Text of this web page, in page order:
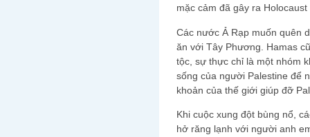
mặc cảm đã gây ra
Các nước Ả Rạp muốn quên
ăn với Tây Phương. Hamas
tộc, sự thực chỉ là một nhóm
sống của người Palestine để
khoản của thế giới giúp đỡ
Khi cuộc xung đột bùng nổ,
hở răng lạnh với người anh